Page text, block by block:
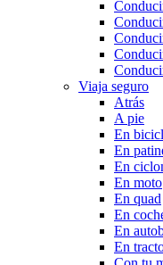
Viaja seguro
Atrás
A pie
En
En
En
En moto
En quad
En
En
En